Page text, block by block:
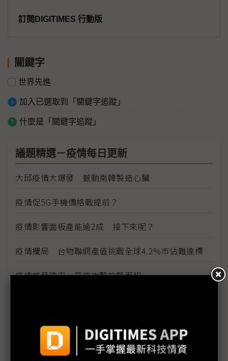
訂閱DIGITIMES 行動版
關鍵字
世界先進
加入已選取到「關鍵字追蹤」
什麼是「關鍵字追蹤」
議題精選－疫情每日更新
大邱疫情大爆發 撼動南韓製造心臟
疫情促5G手機價格戰提前？
疫情影響面板產能逾2成 接下來呢？
疫情攪局 台物聯網產值挑戰全球4.2%市佔難達標
疫情威脅資安 惡意攻擊趁勢而起
看好5G雲端商機 網通廠積極搶進網路運算市場
因應疫情影響 供應鏈出招拚復工、推新服務